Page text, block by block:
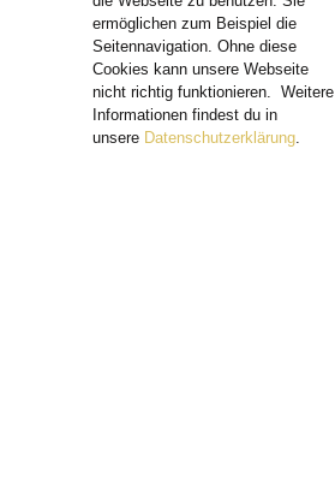
ermöglichen zum Beispiel die
Seitennavigation. Ohne diese
Cookies kann unsere Webseite
nicht richtig funktionieren. Weitere
Informationen findest du in
unsere Datenschutzerklärung